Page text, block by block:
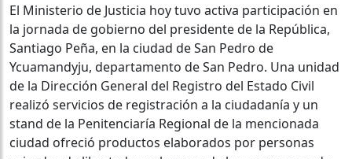
El Ministerio de Justicia hoy tuvo activa participación en
la jornada de gobierno del presidente de la República,
Santiago Peña, en la ciudad de San Pedro de
Ycuamandyju, departamento de San Pedro. Una unidad
de la Dirección General del Registro del Estado Civil
realizó servicios de registración a la ciudadanía y un
stand de la Penitenciaría Regional de la mencionada
ciudad ofreció productos elaborados por personas